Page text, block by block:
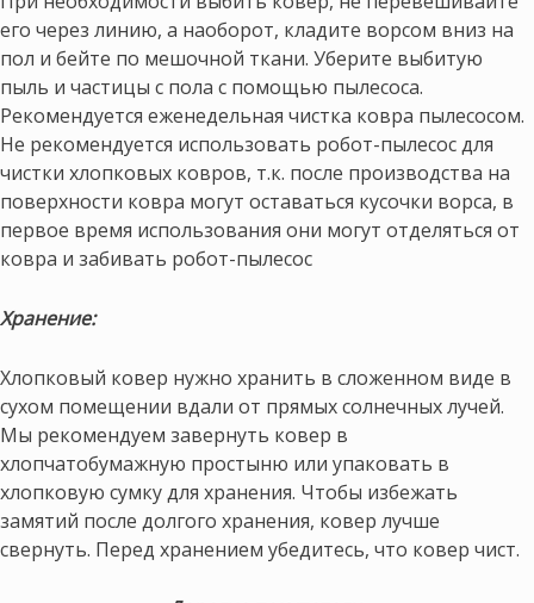
его через линию, а наоборот, кладите ворсом вниз на
пол и бейте по мешочной ткани. Уберите выбитую
пыль и частицы с пола с помощью пылесоса.
Рекомендуется еженедельная чистка ковра пылесосом.
Не рекомендуется использовать робот-пылесос для
чистки хлопковых ковров, т.к. после производства на
поверхности ковра могут оставаться кусочки ворса, в
первое время использования они могут отделяться от
ковра и забивать робот-пылесос
Хранение:
Хлопковый ковер нужно хранить в сложенном виде в
сухом помещении вдали от прямых солнечных лучей.
Мы рекомендуем завернуть ковер в
хлопчатобумажную простыню или упаковать в
хлопковую сумку для хранения. Чтобы избежать
замятий после долгого хранения, ковер лучше
свернуть. Перед хранением убедитесь, что ковер чист.